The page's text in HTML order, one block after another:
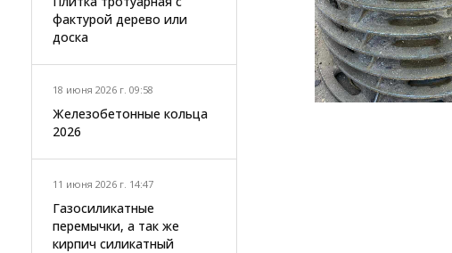
фактурой дерево или
доска
18 июня 2026 г. 09:58
Железобетонные кольца
2026
11 июня 2026 г. 14:47
Газосиликатные
перемычки, а так же
кирпич силикатный